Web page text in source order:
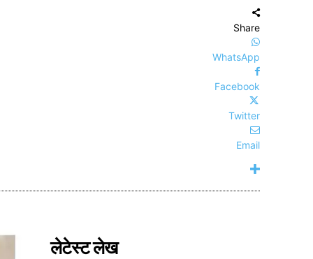
Share
WhatsApp
Facebook
Twitter
Email
लेटेस्ट लेख